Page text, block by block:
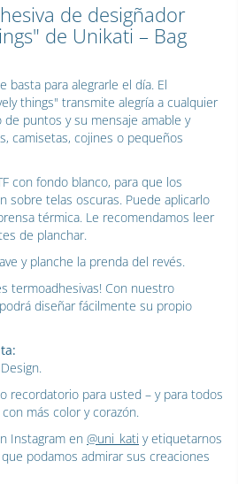
de desigñador
de Unikati – Bag
basta para alegrarle el día. El
things" transmite alegría a cualquier
puntos y su mensaje amable y
camisetas, cojines o pequeños
con fondo blanco, para que los
sobre telas oscuras. Puede aplicarlo
térmica. Le recomendamos leer
de planchar.
y planche la prenda del revés.
termoadhesivas! Con nuestro
diseñar fácilmente su propio
recordatorio para usted – y para todos
más color y corazón.
Instagram en @uni_kati y etiquetarnos
podamos admirar sus creaciones